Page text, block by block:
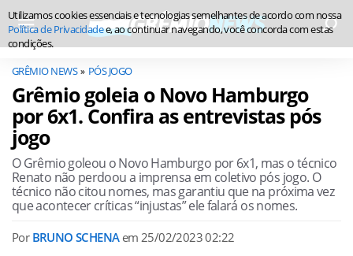
GRÊMIO NEWS PÓS JOGO
Grêmio goleia o Novo Hamburgo
por 6x1. Confira as entrevistas pós
jogo
O Grêmio goleou o Novo Hamburgo por 6x1, mas o técnico
Renato não perdoou a imprensa em coletivo pós jogo. O
técnico não citou nomes, mas garantiu que na próxima vez
que acontecer críticas “injustas” ele falará os nomes.
Por BRUNO SCHENAem25/02/2023 02:22
Utilizamos cookies essenciais e tecnologias semelhantes de acordo com nossa
Política de Privacidadee, ao continuar navegando, você concorda com estas
condições.